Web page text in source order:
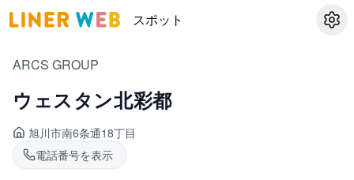
スポット 設定
ARCS GROUP
ウェスタン北彩都
旭川市南6条通18丁目
電話番号を表示